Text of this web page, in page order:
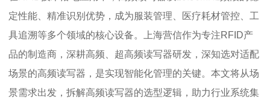
定性能、精准识别优势，成为服装管理、医疗耗材管控、工
具追溯等多个领域的核心设备。上海营信作为专注RFID产
品的制造商，深耕高频、超高频读写器研发，深知选对适配
场景的高频读写器，是实现智能化管理的关键。本文将从场
景需求出发，拆解高频读写器的选型逻辑，助力行业系统集